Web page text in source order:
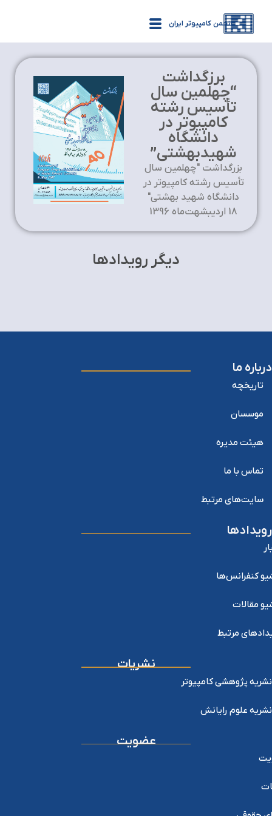
انجمن کامپیوتر ایران
برزگداشت
“چهلمین سال
تأسیس رشته
کامپیوتر در
دانشگاه
شهیدبهشتی”
بزرگداشت "چهلمین سال
تأسیس رشته کامپیوتر در
دانشگاه شهید بهشتی"
18 اردیبشهت‌ماه 1396
دیگر رویدادها
درباره ما
تاریخچه
موسسان
هیئت مدیره
تماس با ما
سایت‌های مرتبط
رویدادها
کنفرانس‌ها
مقالات
مرتبط
نشریات
نشریه پژوهشی کامپیوتر
نشریه علوم رایانش
عضویت